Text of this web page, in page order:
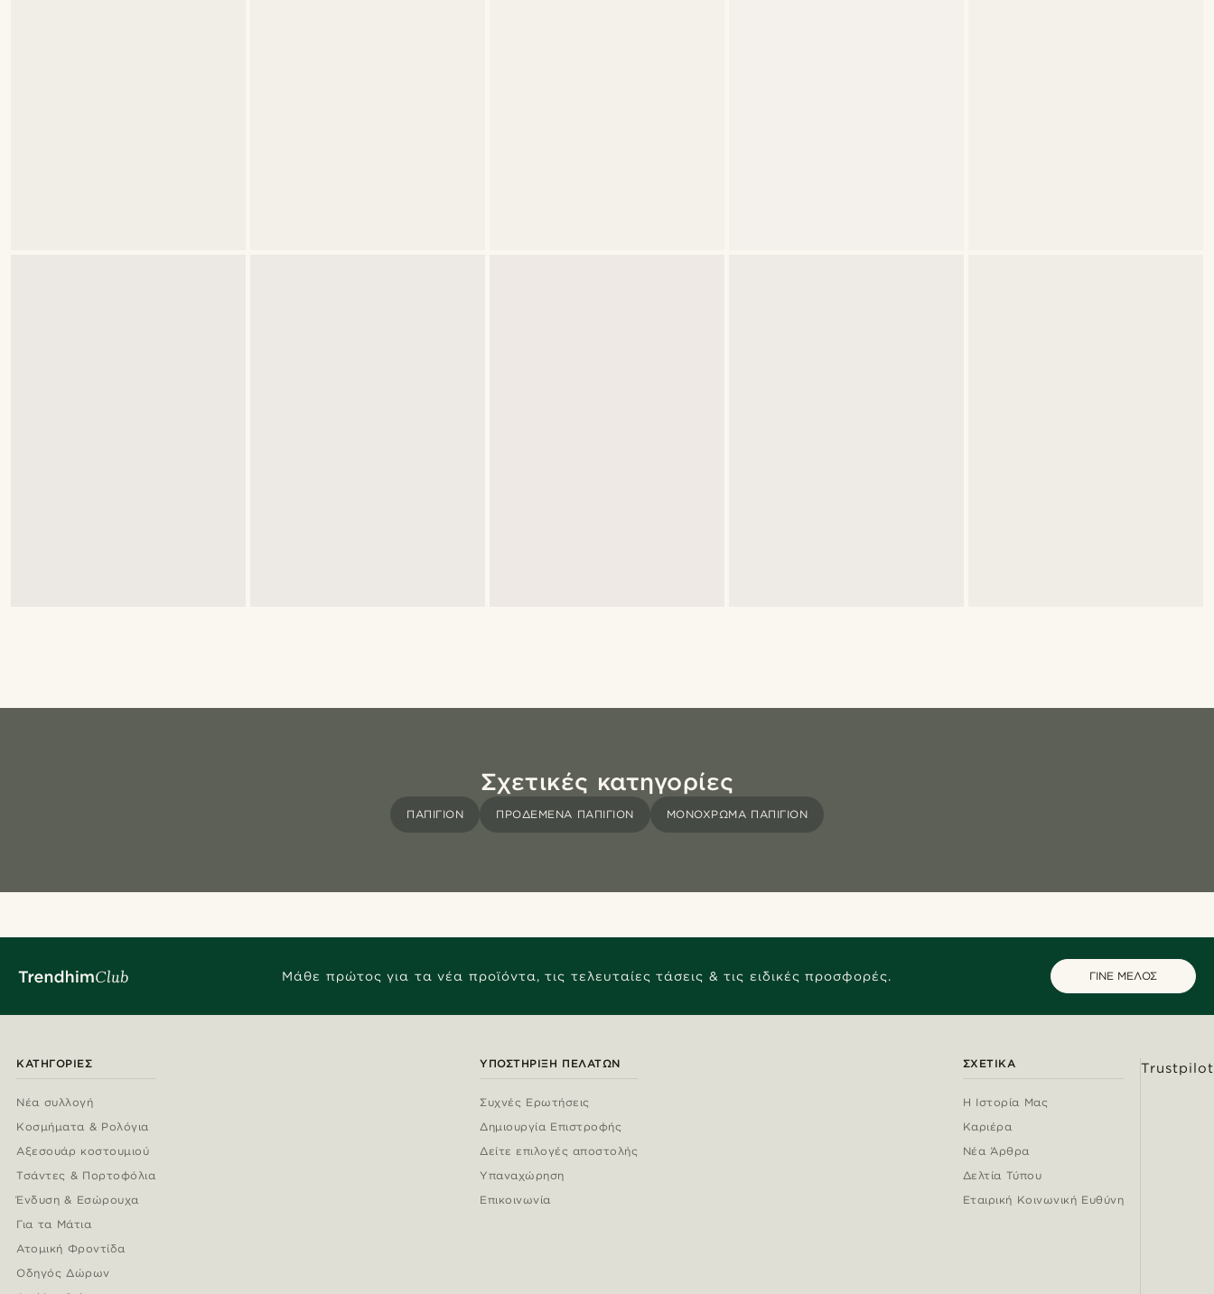
Σχετικές κατηγορίες
ΠΑΠΙΓΙΌΝ ΠΡΟΔΕΜΈΝΑ ΠΑΠΙΓΙΌΝ ΜΟΝΌΧΡΩΜΑ ΠΑΠΙΓΙΌΝ
Μάθε πρώτος για τα νέα προϊόντα, τις τελευταίες τάσεις & τις ειδικές προσφορές. ΓΙΝΕ ΜΕΛΟΣ
ΚΑΤΗΓΟΡΊΕΣ
Νέα συλλογή
Κοσμήματα & Ρολόγια
Αξεσουάρ κοστουμιού
Τσάντες & Πορτοφόλια
Ένδυση & Εσώρουχα
Για τα Μάτια
Ατομική Φροντίδα
Οδηγός Δώρων
ΥΠΟΣΤΉΡΙΞΗ ΠΕΛΑΤΏΝ
Συχνές Ερωτήσεις
Δημιουργία Επιστροφής
Δείτε επιλογές αποστολής
Υπαναχώρηση
Επικοινωνία
ΣΧΕΤΙΚΆ
Η Ιστορία Μας
Καριέρα
Νέα Άρθρα
Δελτία Τύπου
Εταιρική Κοινωνική Ευθύνη
Trustpilot